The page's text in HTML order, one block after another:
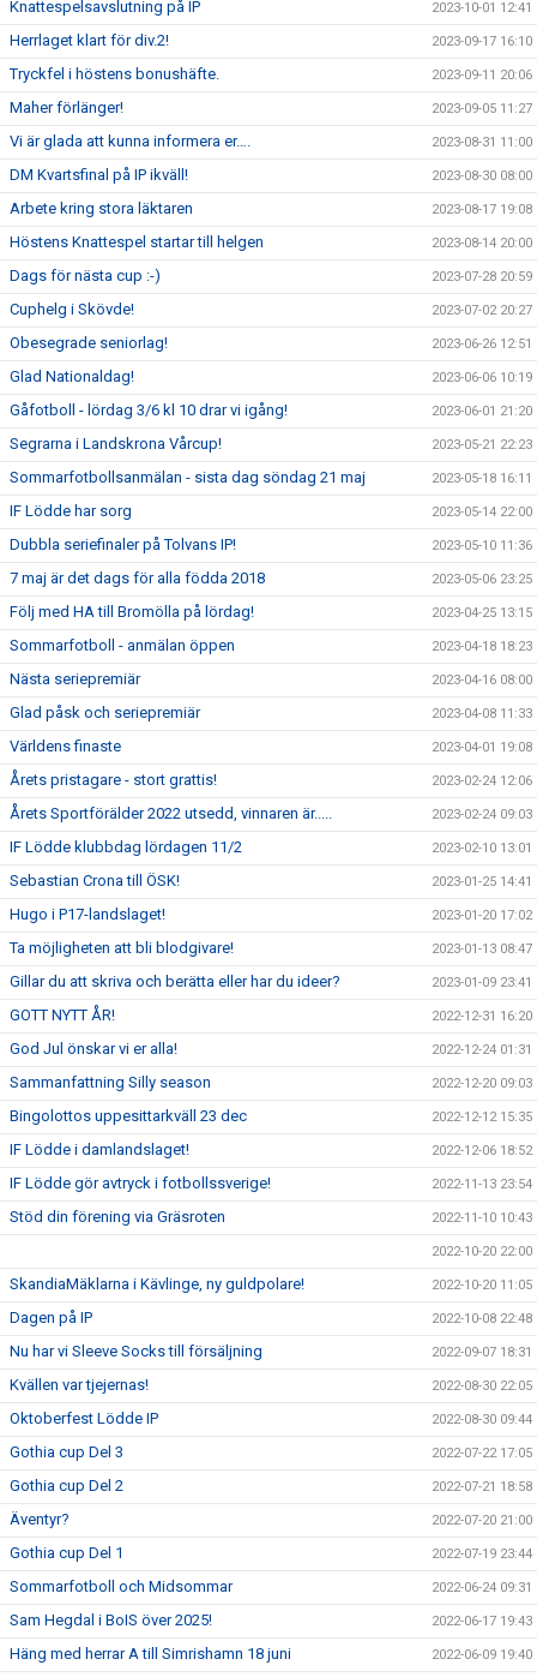
Knattespelsavslutning på IP 2023-10-01 12:41
Herrlaget klart för div.2! 2023-09-17 16:10
Tryckfel i höstens bonushäfte. 2023-09-11 20:06
Maher förlänger! 2023-09-05 11:27
Vi är glada att kunna informera er…. 2023-08-31 11:00
DM Kvartsfinal på IP ikväll! 2023-08-30 08:00
Arbete kring stora läktaren 2023-08-17 19:08
Höstens Knattespel startar till helgen 2023-08-14 20:00
Dags för nästa cup :-) 2023-07-28 20:59
Cuphelg i Skövde! 2023-07-02 20:27
Obesegrade seniorlag! 2023-06-26 12:51
Glad Nationaldag! 2023-06-06 10:19
Gåfotboll - lördag 3/6 kl 10 drar vi igång! 2023-06-01 21:20
Segrarna i Landskrona Vårcup! 2023-05-21 22:23
Sommarfotbollsanmälan - sista dag söndag 21 maj 2023-05-18 16:11
IF Lödde har sorg 2023-05-14 22:00
Dubbla seriefinaler på Tolvans IP! 2023-05-10 11:36
7 maj är det dags för alla födda 2018 2023-05-06 23:25
Följ med HA till Bromölla på lördag! 2023-04-25 13:15
Sommarfotboll - anmälan öppen 2023-04-18 18:23
Nästa seriepremiär 2023-04-16 08:00
Glad påsk och seriepremiär 2023-04-08 11:33
Världens finaste 2023-04-01 19:08
Årets pristagare - stort grattis! 2023-02-24 12:06
Årets Sportförälder 2022 utsedd, vinnaren är..... 2023-02-24 09:03
IF Lödde klubbdag lördagen 11/2 2023-02-10 13:01
Sebastian Crona till ÖSK! 2023-01-25 14:41
Hugo i P17-landslaget! 2023-01-20 17:02
Ta möjligheten att bli blodgivare! 2023-01-13 08:47
Gillar du att skriva och berätta eller har du ideer? 2023-01-09 23:41
GOTT NYTT ÅR! 2022-12-31 16:20
God Jul önskar vi er alla! 2022-12-24 01:31
Sammanfattning Silly season 2022-12-20 09:03
Bingolottos uppesittarkväll 23 dec 2022-12-12 15:35
IF Lödde i damlandslaget! 2022-12-06 18:52
IF Lödde gör avtryck i fotbollssverige! 2022-11-13 23:54
Stöd din förening via Gräsroten 2022-11-10 10:43
2022-10-20 22:00
SkandiaMäklarna i Kävlinge, ny guldpolare! 2022-10-20 11:05
Dagen på IP 2022-10-08 22:48
Nu har vi Sleeve Socks till försäljning 2022-09-07 18:31
Kvällen var tjejernas! 2022-08-30 22:05
Oktoberfest Lödde IP 2022-08-30 09:44
Gothia cup Del 3 2022-07-22 17:05
Gothia cup Del 2 2022-07-21 18:58
Äventyr? 2022-07-20 21:00
Gothia cup Del 1 2022-07-19 23:44
Sommarfotboll och Midsommar 2022-06-24 09:31
Sam Hegdal i BoIS över 2025! 2022-06-17 19:43
Häng med herrar A till Simrishamn 18 juni 2022-06-09 19:40